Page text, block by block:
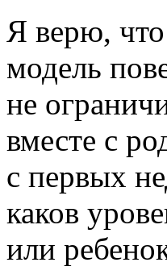
Я верю, что
модель
не
вместе с
с первых
каков
или